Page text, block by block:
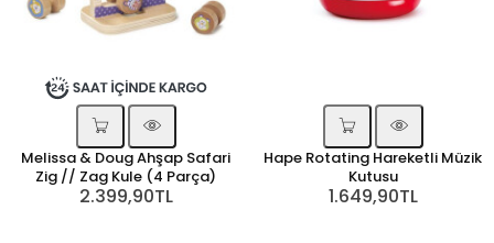
Melissa & Doug Ahşap Safari
Zig // Zag Kule (4 Parça)
2.399,90TL
Hape Rotating Hareketli Müzik
Kutusu
1.649,90TL